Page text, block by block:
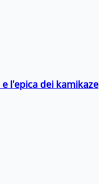
l'epica dei kamikaze